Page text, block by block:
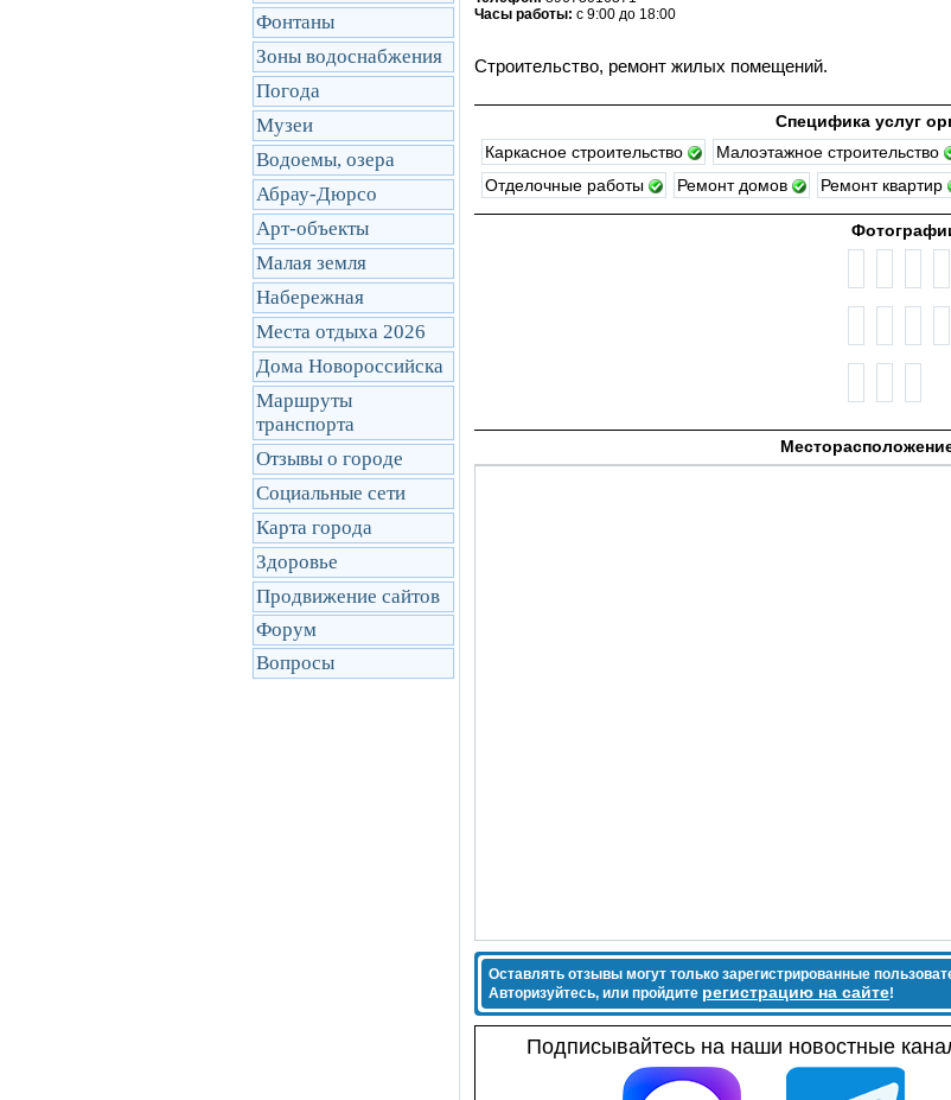
Фонтаны
Зоны водоснабжения
Погода
Музеи
Водоемы, озера
Абрау-Дюрсо
Арт-объекты
Малая земля
Набережная
Места отдыха 2026
Дома Новороссийска
Маршруты
транcпорта
Отзывы о городе
Социальные сети
Карта города
Здоровье
Продвижение сайтов
Форум
Вопросы
Часы работы: с 9:00 до 18:00
Строительство, ремонт жилых помещений.
Специфика услуг
Каркасное строительство
Малоэтажное строительство
Отделочные работы
Ремонт домов Ремонт квартир
Оставлять отзывы могут только зарегистрированные
Авторизуйтесь, или пройдите регистрацию на сайте!
Подписывайтесь на наши новостные